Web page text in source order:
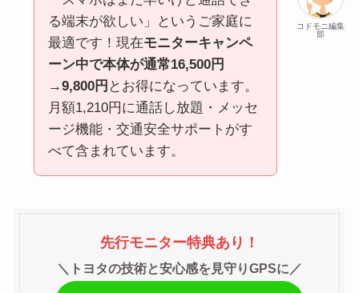
コドモニ編集
部
る端末が欲しい」というご家庭に
最適です！現在モニターキャンペ
ーン中で本体が通常16,500円
→9,800円 とお得になっています。
月額1,210円に通話し放題・メッセ
ージ機能・交通安全サポートがす
べて含まれています。
先行モニター特典あり！
＼トヨタの技術と安心感を見守りGPSに／